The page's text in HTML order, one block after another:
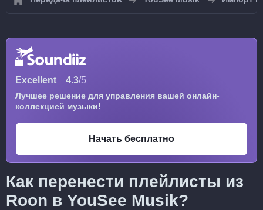
Excellent 4.3/5
Лучшее решение для управления вашей онлайн-
коллекцией музыки!
Начать бесплатно
Как перенести плейлисты из
Roon в YouSee Musik?